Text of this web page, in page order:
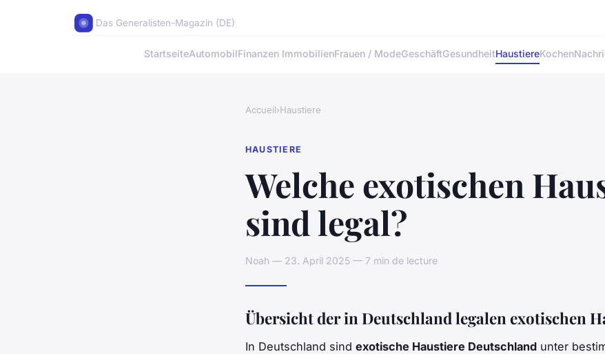
Das Generalisten-Magazin (DE)
StartseiteAutomobilFinanzen ImmobilienFrauen / ModeGeschäftGesundheitHaustiereKochen
Accueil›Haustiere
HAUSTIERE
Welche exotischen
sind legal?
Noah — 23. April 2025 — 7 min de lecture
Übersicht der in Deutschland legalen exotischen
In Deutschland sind exotische Haustiere Deutschland unter